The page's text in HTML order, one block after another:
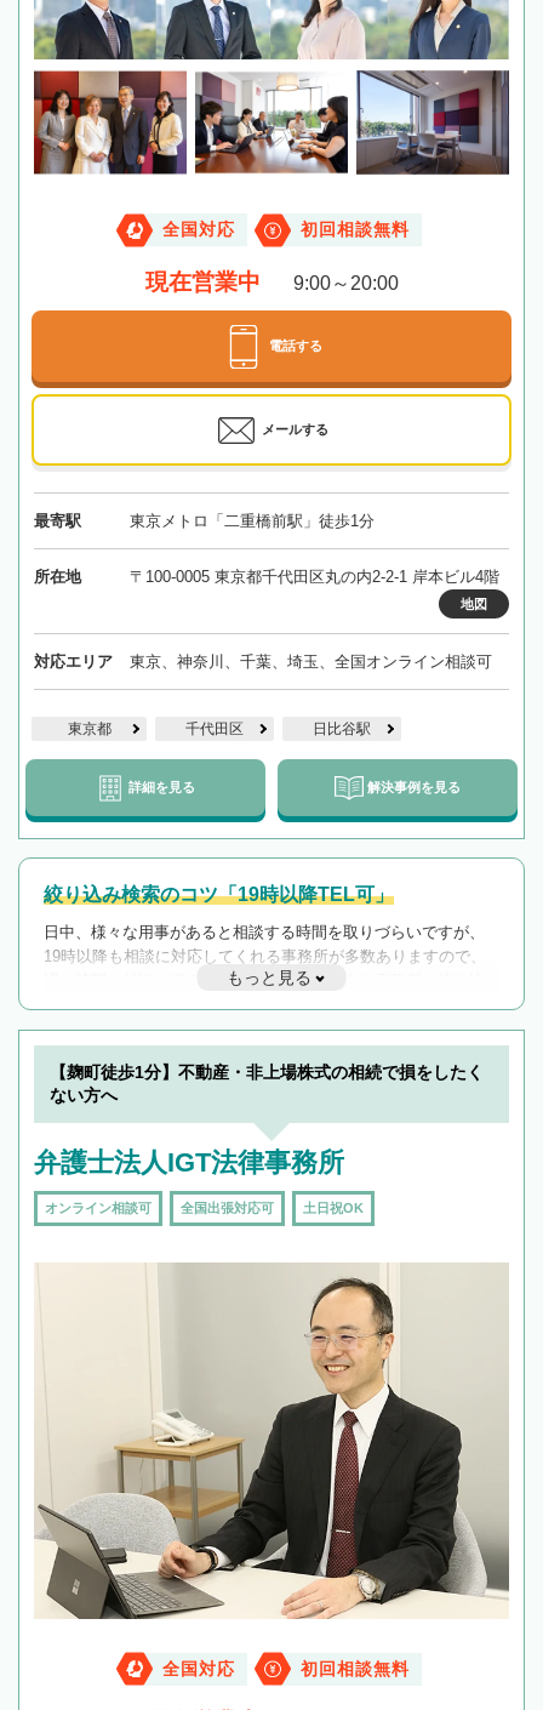
全国対応 初回相談無料
現在営業中 9:00～20:00
電話する
メールする
最寄駅 東京メトロ「二重橋前駅」徒歩1分
所在地 〒100-0005 東京都千代田区丸の内2-2-1 岸本ビル4階
地図
対応エリア 東京、神奈川、千葉、埼玉、全国オンライン相談可
東京都 千代田区 日比谷駅
詳細を見る 解決事例を見る
絞り込み検索のコツ「19時以降TEL可」
日中、様々な用事があると相談する時間を取りづらいですが、
19時以降も相談に対応してくれる事務所が多数ありますので、
遅い時間の相談が増えそうな場合はそのような事務所に絞り込
んで検索してみましょう。
19時以降TEL可の条件
を加えて再検索
もっと見る
【麹町徒歩1分】不動産・非上場株式の相続で損をしたく
ない方へ
弁護士法人IGT法律事務所
オンライン相談可 全国出張対応可 土日祝OK
全国対応 初回相談無料